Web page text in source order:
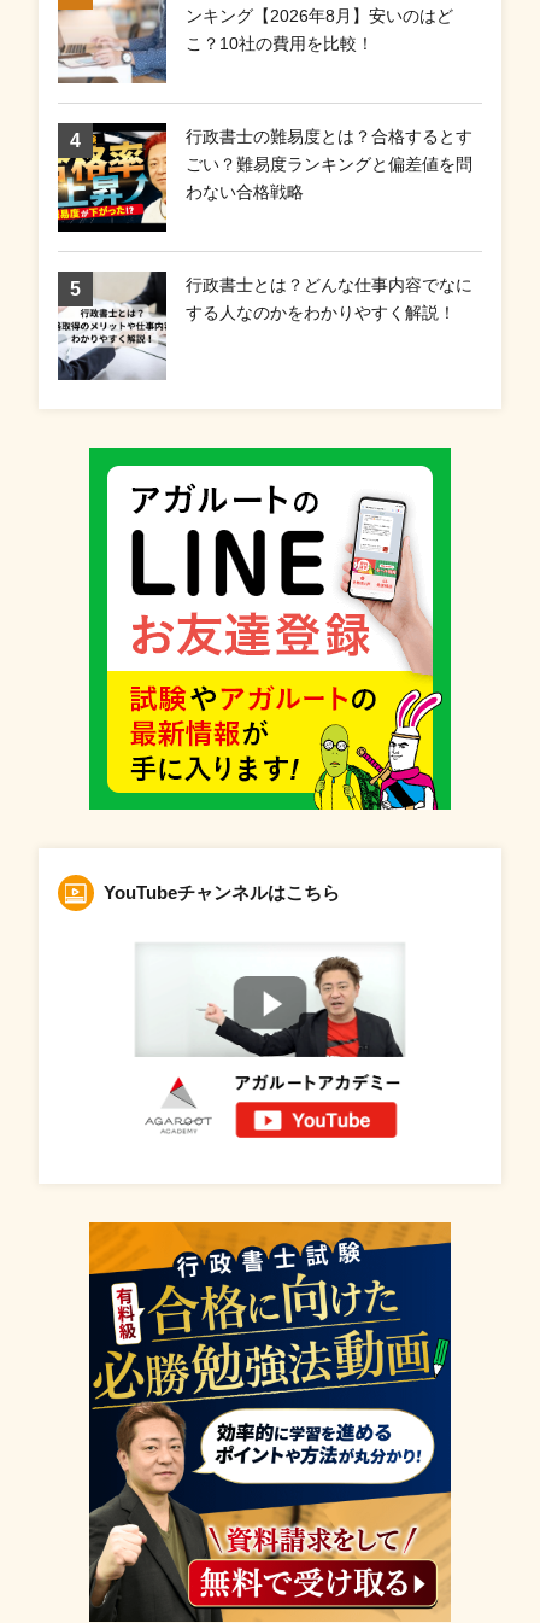
ンキング【2026年8月】安いのはど
こ？10社の費用を比較！
行政書士の難易度とは？合格するとす
ごい？難易度ランキングと偏差値を問
わない合格戦略
行政書士とは？どんな仕事内容でなに
する人なのかをわかりやすく解説！
YouTubeチャンネルはこちら